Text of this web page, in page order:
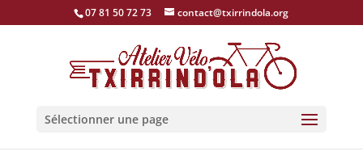
07 81 50 72 73 contact@txirrindola.org
Sélectionner une page